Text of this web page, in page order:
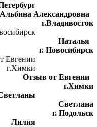
Альбина Александровна
г.Владивосток
Наталья
г. Новосибирск
Отзыв от Евгении
г.Химки
Светлана
г. Подольск